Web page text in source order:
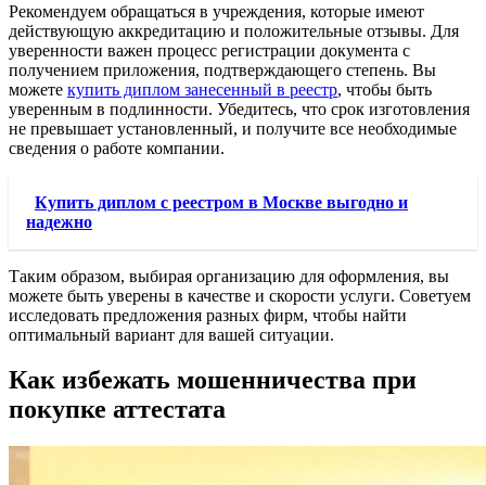
Рекомендуем обращаться в учреждения, которые имеют
действующую аккредитацию и положительные отзывы. Для
уверенности важен процесс регистрации документа с
получением приложения, подтверждающего степень. Вы
можете купить диплом занесенный в реестр, чтобы быть
уверенным в подлинности. Убедитесь, что срок изготовления
не превышает установленный, и получите все необходимые
сведения о работе компании.
Купить диплом с реестром в Москве выгодно и
надежно
Таким образом, выбирая организацию для оформления, вы
можете быть уверены в качестве и скорости услуги. Советуем
исследовать предложения разных фирм, чтобы найти
оптимальный вариант для вашей ситуации.
Как избежать мошенничества при
покупке аттестата